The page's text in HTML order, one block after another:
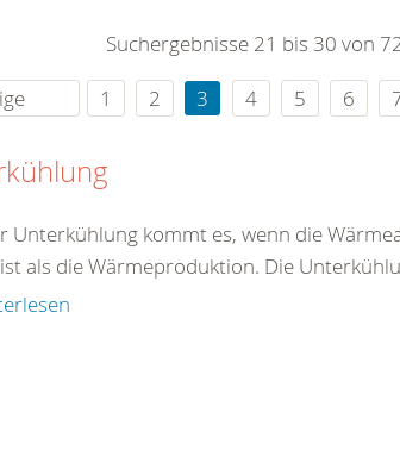
Uhr
Suchergebnisse 21 bis 30 von
1 2 3 4 5 6
Unterkühlung kommt es, wenn die
als die Wärmeproduktion. Die